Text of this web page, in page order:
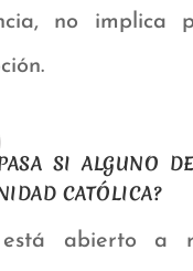
no implica
SI ALGUNO
CATÓLICA?
abierto a